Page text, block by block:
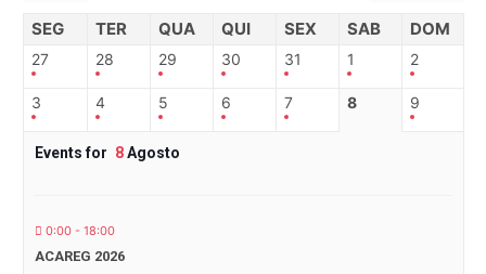
SEG TER QUA QUI SEX SAB DOM
27 28 29 30 31 1 2
3 4 5 6 7 8 9
Events for 8Agosto
0:00 - 18:00
ACAREG 2026